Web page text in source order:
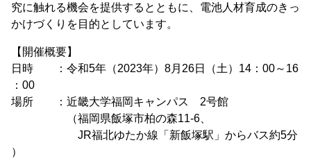
究に触れる機会を提供するとともに、電池人材育成のきっ
かけづくりを目的としています。
【開催概要】
日時 ：令和5年（2023年）8月26日（土）14：00～16
：00
場所 ：近畿大学福岡キャンパス 2号館
（福岡県飯塚市柏の森11-6、
JR福北ゆたか線「新飯塚駅」からバス約5分
）